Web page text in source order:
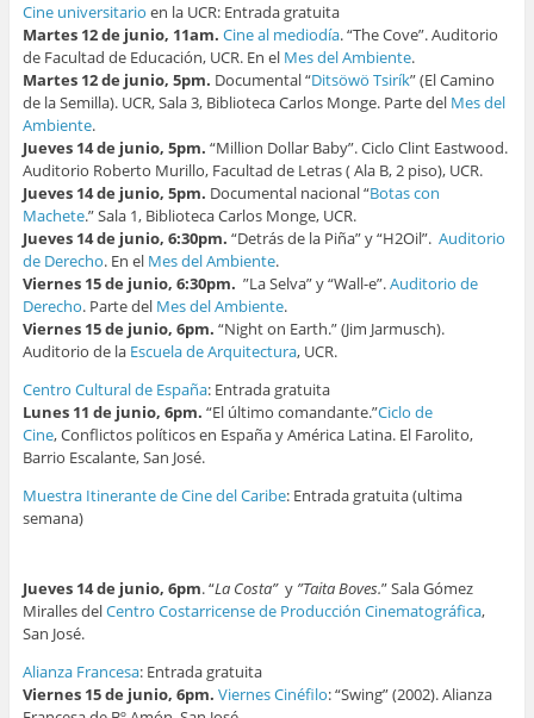
Cine universitario en la UCR: Entrada gratuita
Martes 12 de junio, 11am. Cine al mediodía. “The Cove”. Auditorio
de Facultad de Educación, UCR. En el Mes del Ambiente.
Martes 12 de junio, 5pm. Documental “Ditsöwö Tsirík” (El Camino
de la Semilla). UCR, Sala 3, Biblioteca Carlos Monge. Parte del Mes del
Ambiente.
Jueves 14 de junio, 5pm. “Million Dollar Baby”. Ciclo Clint Eastwood.
Auditorio Roberto Murillo, Facultad de Letras ( Ala B, 2 piso), UCR.
Jueves 14 de junio, 5pm. Documental nacional “Botas con
Machete.” Sala 1, Biblioteca Carlos Monge, UCR.
Jueves 14 de junio, 6:30pm. “Detrás de la Piña” y “H2Oil”. Auditorio
de Derecho. En el Mes del Ambiente.
Viernes 15 de junio, 6:30pm. ”La Selva” y “Wall-e”.Auditorio de
Derecho. Parte del Mes del Ambiente.
Viernes 15 de junio, 6pm. “Night on Earth.” (Jim Jarmusch).
Auditorio de la Escuela de Arquitectura, UCR.
Centro Cultural de España: Entrada gratuita
Lunes 11 de junio, 6pm. “El último comandante.”Ciclo de
Cine, Conflictos políticos en España y América Latina. El Farolito,
Barrio Escalante, San José.
Muestra Itinerante de Cine del Caribe: Entrada gratuita (ultima
semana)
Jueves 14 de junio, 6pm. “La Costa” y”Taita Boves.” Sala Gómez
Miralles delCentro Costarricense de Producción Cinematográfica,
San José.
Alianza Francesa: Entrada gratuita
Viernes 15 de junio, 6pm. Viernes Cinéfilo: “Swing” (2002). Alianza